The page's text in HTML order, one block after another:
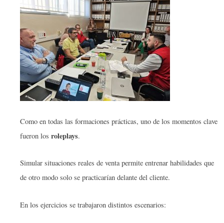
Como en todas las formaciones prácticas, uno de los momentos clave
fueron los roleplays.
Simular situaciones reales de venta permite entrenar habilidades que
de otro modo solo se practicarían delante del cliente.
En los ejercicios se trabajaron distintos escenarios: